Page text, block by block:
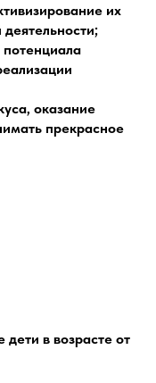
их
деятельности;
оказание
прекрасное
в возрасте от